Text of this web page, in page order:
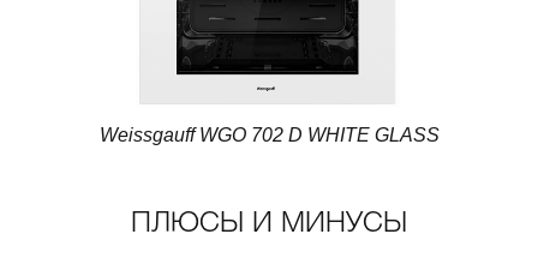
Weissgauff WGO 702 D WHITE GLASS
ПЛЮСЫ И МИНУСЫ